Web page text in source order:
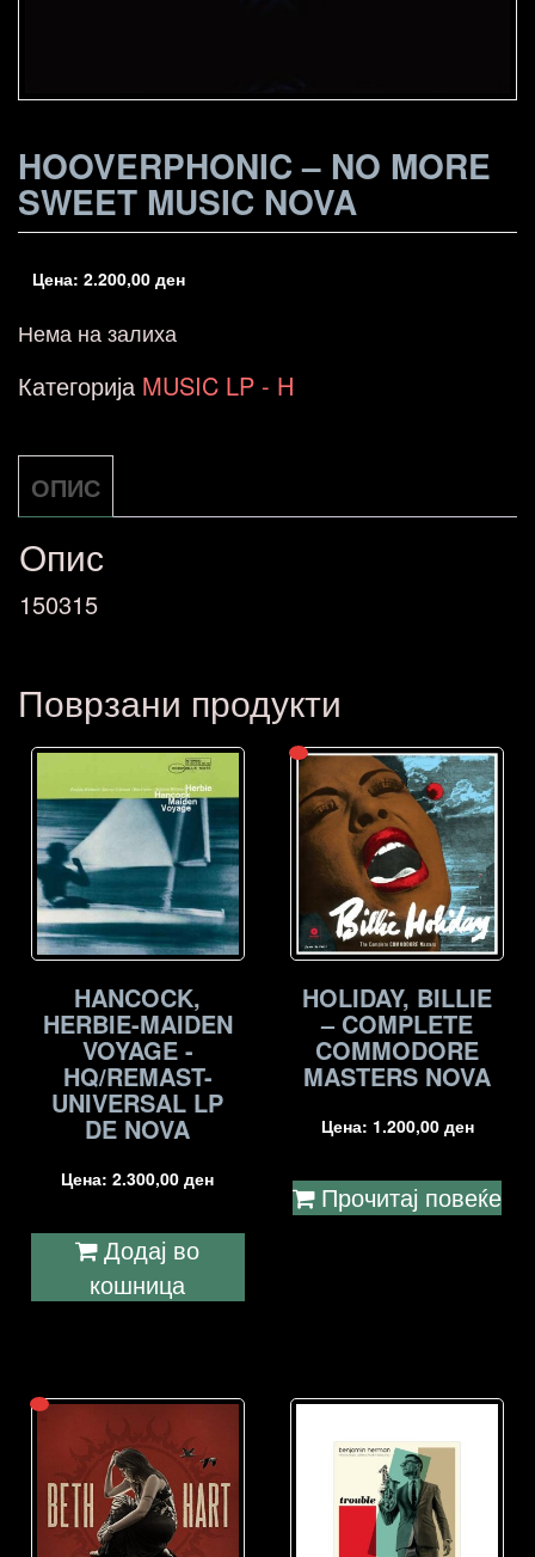
HOOVERPHONIC – NO MORE
SWEET MUSIC NOVA
Цена: 2.200,00 ден
Нема на залиха
Категорија MUSIC LP - H
ОПИС
Опис
150315
Поврзани продукти
HANCOCK,
HERBIE-MAIDEN
VOYAGE -
HQ/REMAST-
UNIVERSAL LP
DE NOVA
Цена:2.300,00ден
Додај во
кошница
HOLIDAY, BILLIE
– COMPLETE
COMMODORE
MASTERS NOVA
Цена: 1.200,00 ден
Прочитај повеќе